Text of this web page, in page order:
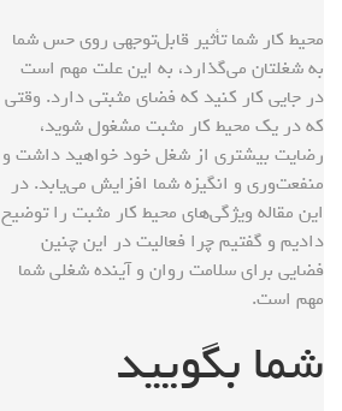
محیط کار شما ‌تأثیر قابل‌توجهی روی حس شما
به شغلتان می‌گذارد، به این علت مهم است
در جایی کار کنید که فضای مثبتی دارد. وقتی
که در یک محیط کار مثبت مشغول شوید،
رضایت بیشتری از شغل خود خواهید داشت و
منفعت‌وری و انگیزه شما افزایش می‌یابد. در
این مقاله ویژگی‌های محیط کار مثبت را توضیح
دادیم و گفتیم چرا فعالیت در این چنین
فضایی برای سلامت روان و آینده شغلی شما
مهم است.
شما بگویید